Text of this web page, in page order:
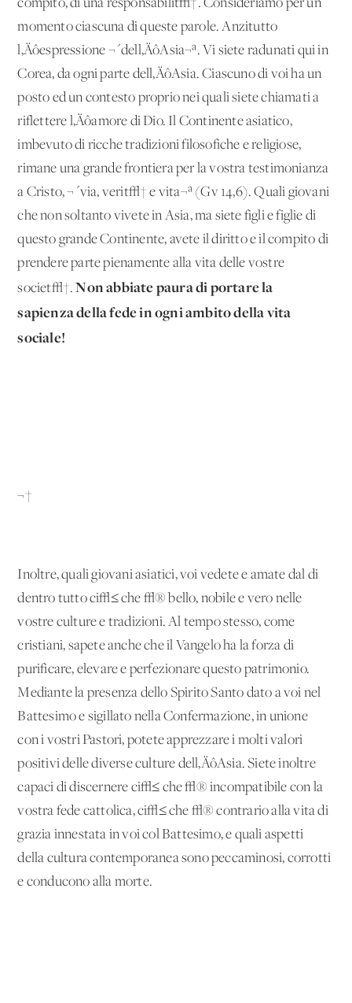
compito, di una responsabilit√†. Consideriamo per un
momento ciascuna di queste parole. Anzitutto
l‚Äôespressione ¬´dell‚ÄôAsia¬ª. Vi siete radunati qui in
Corea, da ogni parte dell‚ÄôAsia. Ciascuno di voi ha un
posto ed un contesto proprio nei quali siete chiamati a
riflettere l‚Äôamore di Dio. Il Continente asiatico,
imbevuto di ricche tradizioni filosofiche e religiose,
rimane una grande frontiera per la vostra testimonianza
a Cristo, ¬´via, verit√† e vita¬ª (Gv 14,6). Quali giovani
che non soltanto vivete in Asia, ma siete figli e figlie di
questo grande Continente, avete il diritto e il compito di
prendere parte pienamente alla vita delle vostre
societ√†.Non abbiate paura di portare la
sapienza della fede in ogni ambito della vita
sociale!
¬†
Inoltre, quali giovani asiatici, voi vedete e amate dal di
dentro tutto ci√≤ che √® bello, nobile e vero nelle
vostre culture e tradizioni. Al tempo stesso, come
cristiani, sapete anche che il Vangelo ha la forza di
purificare, elevare e perfezionare questo patrimonio.
Mediante la presenza dello Spirito Santo dato a voi nel
Battesimo e sigillato nella Confermazione, in unione
con i vostri Pastori, potete apprezzare i molti valori
positivi delle diverse culture dell‚ÄôAsia. Siete inoltre
capaci di discernere ci√≤ che √® incompatibile con la
vostra fede cattolica, ci√≤ che √® contrario alla vita di
grazia innestata in voi col Battesimo, e quali aspetti
della cultura contemporanea sono peccaminosi, corrotti
e conducono alla morte.